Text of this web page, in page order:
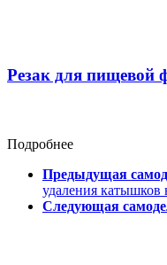
Резак для пищевой
Подробнее
Предыдущая
удаления катышков
Следующая